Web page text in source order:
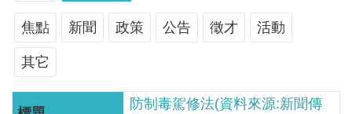
焦點 新聞 政策 公告 徵才 活動
其它
防制毒駕修法(資料來源:新聞傳